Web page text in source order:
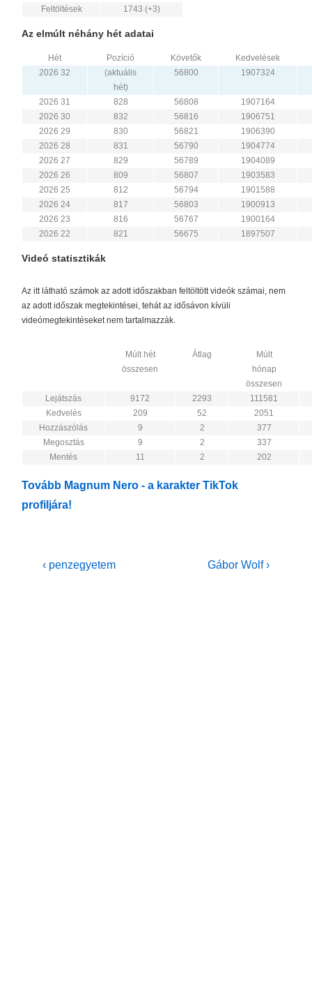
Feltöltések
1743 (+3)
Az elmúlt néhány hét adatai
Hét Pozíció Követők
Kedvelések
2026 32
(aktuális
hét)
56800 1907324
2026 31 828 56808
1907164
2026 30
832 56816
1906751
2026 29
830 56821
1906390
2026 28
831 56790
1904774
2026 27
829 56789
1904089
2026 26
809 56807
1903583
2026 25
812 56794
1901588
2026 24
817 56803
1900913
2026 23
816 56767
1900164
2026 22
821 56675 1897507
Videó statisztikák
Az itt látható számok az adott időszakban feltöltött videók számai, nem
az adott időszak megtekintései, tehát az idősávon kívüli
videómegtekintéseket nem tartalmazzák.
Múlt hét
összesen
Átlag
Múlt
hónap
összesen
Lejátszás
9172 2293
111581
Kedvelés
209 52
2051
Hozzászólás
9 2
377
Megosztás
9 2
337
Mentés
11 2 202
Tovább Magnum Nero - a karakter TikTok
profiljára!
Bejegyzés
Previous
‹ penzegyetem
Next
Gábor Wolf ›